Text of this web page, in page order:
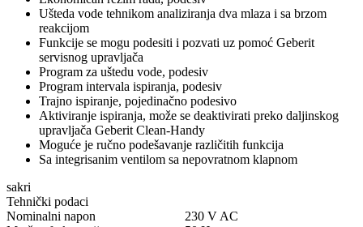
Ušteda vode tehnikom analiziranja dva mlaza i sa brzom
reakcijom
Funkcije se mogu podesiti i pozvati uz pomoć Geberit
servisnog upravljača
Program za uštedu vode, podesiv
Program intervala ispiranja, podesiv
Trajno ispiranje, pojedinačno podesivo
Aktiviranje ispiranja, može se deaktivirati preko daljinskog
upravljača Geberit Clean-Handy
Moguće je ručno podešavanje različitih funkcija
Sa integrisanim ventilom sa nepovratnom klapnom
sakri
Tehnički podaci
Nominalni napon
230 V AC